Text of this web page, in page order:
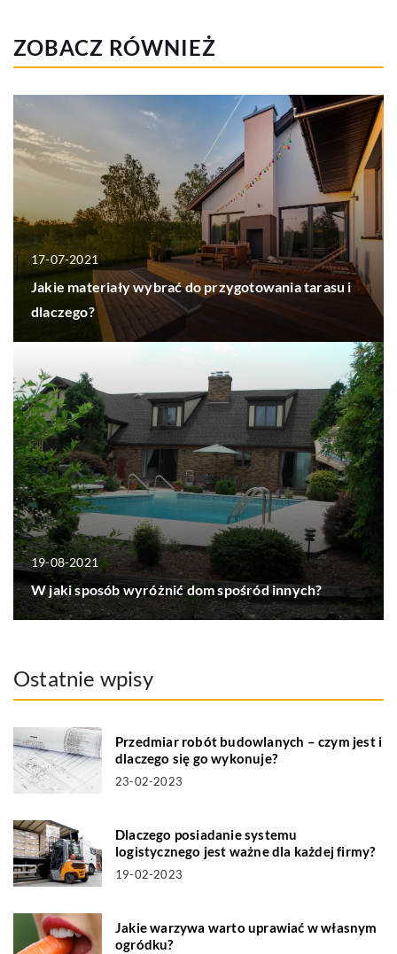
ZOBACZ RÓWNIEŻ
17-07-2021
Jakie materiały wybrać do przygotowania tarasu i
dlaczego?
19-08-2021
W jaki sposób wyróżnić dom spośród innych?
Ostatnie wpisy
Przedmiar robót budowlanych – czym jest i
dlaczego się go wykonuje?
23-02-2023
Dlaczego posiadanie systemu
logistycznego jest ważne dla każdej firmy?
19-02-2023
Jakie warzywa warto uprawiać w własnym
ogródku?